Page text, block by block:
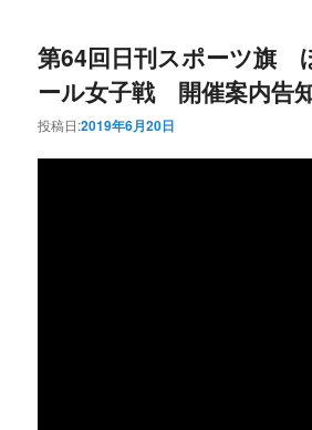
第64回日刊スポーツ旗
ール女子戦 開催案内告
投稿日:2019年6月20日